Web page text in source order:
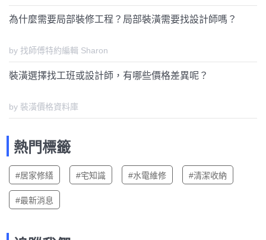
為什麼需要局部裝修工程？局部裝潢需要找設計師嗎？
by 找師傅特約編輯 Sharon
裝潢選擇找工班或設計師，有哪些價格差異呢？
by 裝潢價格資料庫
熱門標籤
#居家修繕 #宅知識 #水電維修 #清潔收納
#最新消息